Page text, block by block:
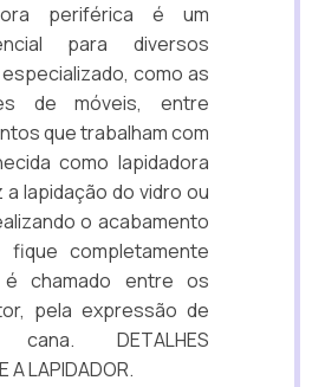
periférica é um
para diversos
como as
de móveis, entre
que trabalham com
como lapidadora
lapidação do vidro ou
o acabamento
completamente
chamado entre os
pela expressão de
DETALHES
A LAPIDADOR.